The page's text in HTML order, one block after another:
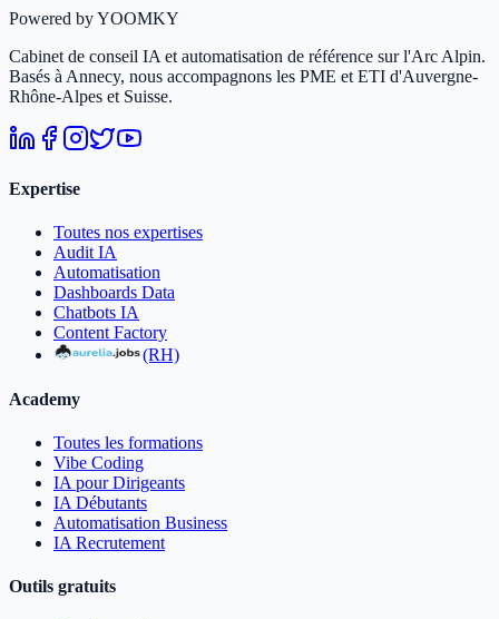
Powered by YOOMKY
Cabinet de conseil IA et automatisation de référence sur l'Arc Alpin.
Basés à Annecy, nous accompagnons les PME et ETI d'Auvergne-
Rhône-Alpes et Suisse.
Expertise
Toutes nos expertises
Audit IA
Automatisation
Dashboards Data
Chatbots IA
Content Factory
(RH)
Academy
Toutes les formations
Vibe Coding
IA pour Dirigeants
IA Débutants
Automatisation Business
IA Recrutement
Outils gratuits